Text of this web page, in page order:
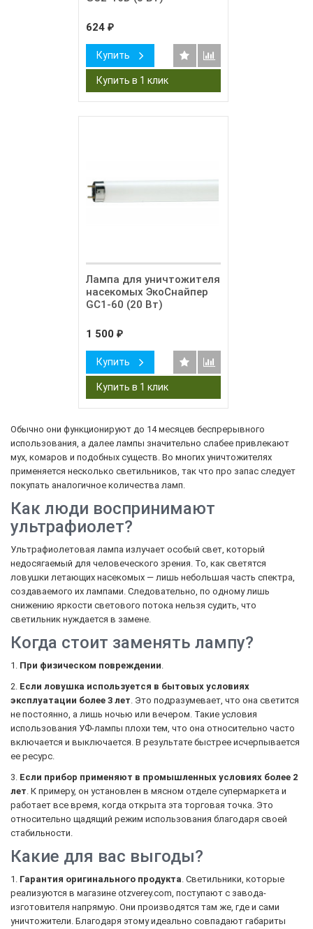
624 ₽
Купить
Лампа для уничтожителя
насекомых ЭкоСнайпер
GC1-60 (20 Вт)
1 500 ₽
Купить
Обычно они функционируют до 14 месяцев беспрерывного
использования, а далее лампы значительно слабее привлекают
мух, комаров и подобных существ. Во многих уничтожителях
применяется несколько светильников, так что про запас следует
покупать аналогичное количества ламп.
Как люди воспринимают
ультрафиолет?
Ультрафиолетовая лампа излучает особый свет, который
недосягаемый для человеческого зрения. То, как светятся
ловушки летающих насекомых — лишь небольшая часть спектра,
создаваемого их лампами. Следовательно, по одному лишь
снижению яркости светового потока нельзя судить, что
светильник нуждается в замене.
Когда стоит заменять лампу?
1. При физическом повреждении.
2. Если ловушка используется в бытовых условиях
эксплуатации более 3 лет. Это подразумевает, что она светится
не постоянно, а лишь ночью или вечером. Такие условия
использования УФ-лампы плохи тем, что она относительно часто
включается и выключается. В результате быстрее исчерпывается
ее ресурс.
3. Если прибор применяют в промышленных условиях более 2
лет. К примеру, он установлен в мясном отделе супермаркета и
работает все время, когда открыта эта торговая точка. Это
относительно щадящий режим использования благодаря своей
стабильности.
Какие для вас выгоды?
1. Гарантия оригинального продукта. Светильники, которые
реализуются в магазине otzverey.com, поступают с завода-
изготовителя напрямую. Они производятся там же, где и сами
уничтожители. Благодаря этому идеально совпадают габариты